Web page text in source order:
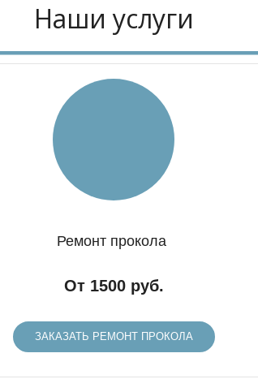
Наши услуги
Ремонт прокола
От 1500 руб.
ЗАКАЗАТЬ РЕМОНТ ПРОКОЛА